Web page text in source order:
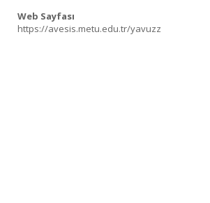
Web Sayfası
https://avesis.metu.edu.tr/yavuzz